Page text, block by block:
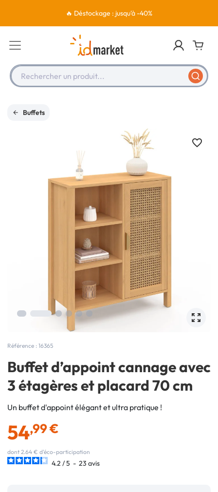
🔥 Déstockage : jusqu'à -40%
Rechercher un produit...
Buffets
Référence : 16365
Buffet d’appoint cannage avec
3 étagères et placard 70 cm
Un buffet d'appoint élégant et ultra pratique !
54,99 €
dont 2.64 € d'éco-participation
4.2 /5 - 23 avis
favorite_border